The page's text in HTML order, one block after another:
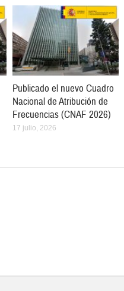
Publicado el nuevo Cuadro
Nacional de Atribución de
Frecuencias (CNAF 2026)
17 julio, 2026